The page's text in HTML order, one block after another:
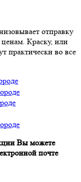
отправку
Краску, или
практически во все
Вы можете
почте